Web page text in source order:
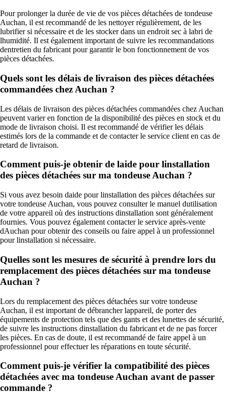
Pour prolonger la durée de vie de vos pièces détachées de tondeuse
Auchan, il est recommandé de les nettoyer régulièrement, de les
lubrifier si nécessaire et de les stocker dans un endroit sec à labri de
lhumidité. Il est également important de suivre les recommandations
dentretien du fabricant pour garantir le bon fonctionnement de vos
pièces détachées.
Quels sont les délais de livraison des pièces détachées
commandées chez Auchan ?
Les délais de livraison des pièces détachées commandées chez Auchan
peuvent varier en fonction de la disponibilité des pièces en stock et du
mode de livraison choisi. Il est recommandé de vérifier les délais
estimés lors de la commande et de contacter le service client en cas de
retard de livraison.
Comment puis-je obtenir de laide pour linstallation
des pièces détachées sur ma tondeuse Auchan ?
Si vous avez besoin daide pour linstallation des pièces détachées sur
votre tondeuse Auchan, vous pouvez consulter le manuel dutilisation
de votre appareil où des instructions dinstallation sont généralement
fournies. Vous pouvez également contacter le service après-vente
dAuchan pour obtenir des conseils ou faire appel à un professionnel
pour linstallation si nécessaire.
Quelles sont les mesures de sécurité à prendre lors du
remplacement des pièces détachées sur ma tondeuse
Auchan ?
Lors du remplacement des pièces détachées sur votre tondeuse
Auchan, il est important de débrancher lappareil, de porter des
équipements de protection tels que des gants et des lunettes de sécurité,
de suivre les instructions dinstallation du fabricant et de ne pas forcer
les pièces. En cas de doute, il est recommandé de faire appel à un
professionnel pour effectuer les réparations en toute sécurité.
Comment puis-je vérifier la compatibilité des pièces
détachées avec ma tondeuse Auchan avant de passer
commande ?